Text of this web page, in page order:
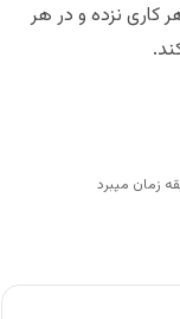
کاری نزده و در هر